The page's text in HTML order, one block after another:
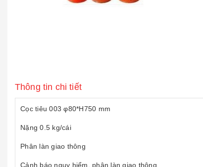
Thông tin chi tiết
Cọc tiêu 003 φ80*H750 mm
Nặng 0.5 kg/cái
Phân làn giao thông
Cảnh báo nguy hiểm, phân làn giao thông